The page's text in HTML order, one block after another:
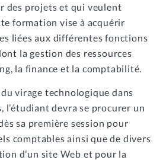
des projets et qui veulent
formation vise à acquérir
liées aux différentes fonctions
la gestion des ressources
la finance et la comptabilité.
virage technologique dans
l’étudiant devra se procurer un
sa première session pour
comptables ainsi que de divers
d’un site Web et pour la